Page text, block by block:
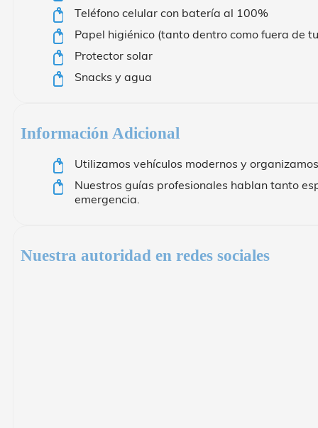
Teléfono celular con batería al 100%
Papel higiénico (tanto dentro como fuera de
Protector solar
Snacks y agua
Información Adicional
Utilizamos vehículos modernos y
Nuestros guías profesionales hablan tanto
emergencia.
Nuestra autoridad en redes sociales